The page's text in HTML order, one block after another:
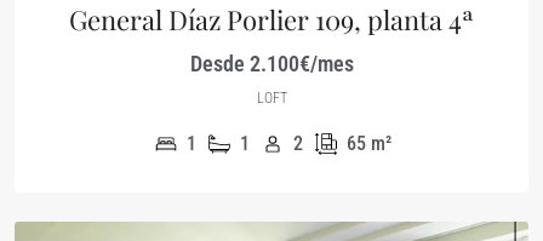
General Díaz Porlier 109, planta 4ª
Desde 2.100€/mes
LOFT
1 1 2 65 m²